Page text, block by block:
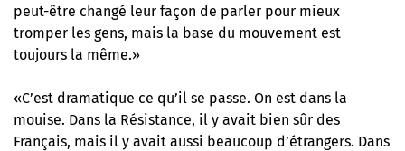
peut-être changé leur façon de parler pour mieux
tromper les gens, mais la base du mouvement est
toujours la même.»
«C’est dramatique ce qu’il se passe. On est dans la
mouise. Dans la Résistance, il y avait bien sûr des
Français, mais il y avait aussi beaucoup d’étrangers. Dans